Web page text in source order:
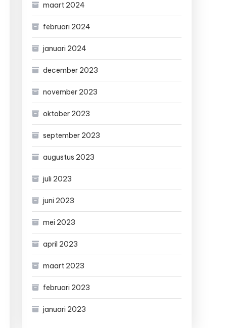
maart 2024
februari 2024
januari 2024
december 2023
november 2023
oktober 2023
september 2023
augustus 2023
juli 2023
juni 2023
mei 2023
april 2023
maart 2023
februari 2023
januari 2023